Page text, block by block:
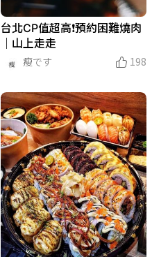
台北CP值超高❗️預約困難燒肉
｜山上走走
瘦です
198